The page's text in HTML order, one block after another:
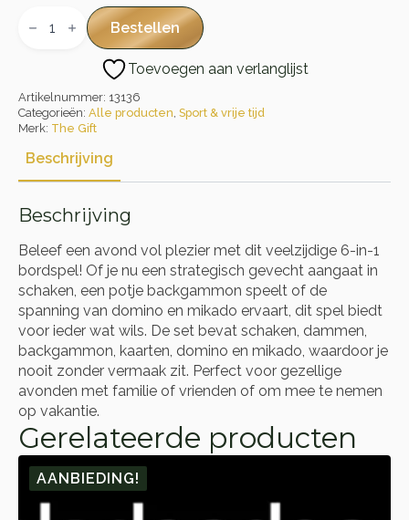
🎁 30.
🎁 1.
Living
Spel
aantal
Bestellen
Toevoegen aan verlanglijst
Artikelnummer: 13136
Categorieën: Alle producten, Sport & vrije tijd
Merk: The Gift
Beschrijving
Beschrijving
Beleef een avond vol plezier met dit veelzijdige 6-in-1
bordspel! Of je nu een strategisch gevecht aangaat in
schaken, een potje backgammon speelt of de
spanning van domino en mikado ervaart, dit spel biedt
voor ieder wat wils. De set bevat schaken, dammen,
backgammon, kaarten, domino en mikado, waardoor je
nooit zonder vermaak zit. Perfect voor gezellige
avonden met familie of vrienden of om mee te nemen
op vakantie.
Gerelateerde producten
AANBIEDING!